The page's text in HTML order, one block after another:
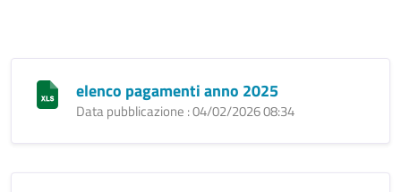
elenco pagamenti anno 2025
Data pubblicazione : 04/02/2026 08:34